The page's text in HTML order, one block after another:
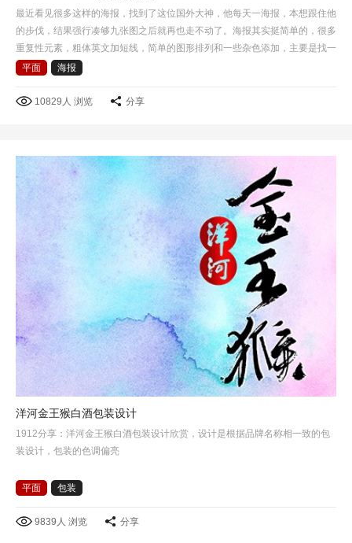
最近看见很多这样的海报，找到了这位国外大神，他每天一海报，本想跟住他
的步伐，结果强行凑够九张图之后就再也走不动了。海报其实挺简单的，很多
重复性元素，粗体英文加短线，简单的图形排列和一些杂色添加，主要是找一
些好的色彩感觉吧!
平面 海报
10829人 浏览 分享
洋河金王猴白酒包装设计
1912分享：洋河金王猴白酒包装设计欣赏，设计是根据品牌名称相一致的包
装设计，包装的色调偏亮
平面 包装
9839人 浏览 分享